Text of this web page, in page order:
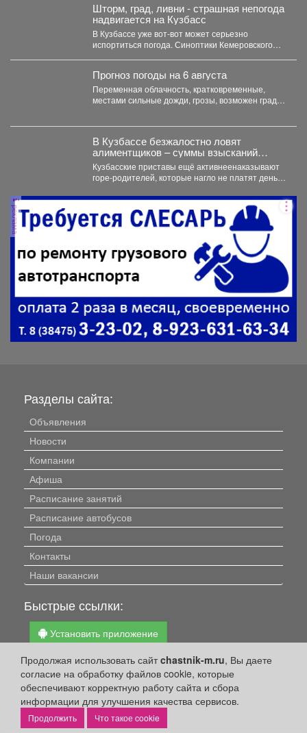
Шторм, град, ливни - страшная непогода
надвигается на Кузбасс
В Кузбассе уже вот-вот может серьезно
испортиться погода. Синоптики Кемеровского
Прогноз погоды на 6 августа
Переменная облачность, кратковременные,
местами сильные дожди, грозы, возможен град.
В Кузбассе безжалостно ловят
алиментщиков – суммы взысканий
невероятно растут
Кузбасские приставы ещё активнеенаказывают
горе-родителей, которые нагло не платят деньги
реклама
Продолжая использовать сайтchastnik-m.ru, Вы даете
согласие на обработку файлов cookie, которые
обеспечивают корректную работу сайта и сбора
информации для улучшения качества сервисов.
Что такое cookie
Разделы сайта:
Объявления
Новости
Компании
Афиша
Расписание занятий
Расписание автобусов
Погода
Контакты
Наши вакансии
Быстрые ссылки:
Установить приложение
Личный кабинет
Подать объявление
Подать объявление в газету
Поздравить